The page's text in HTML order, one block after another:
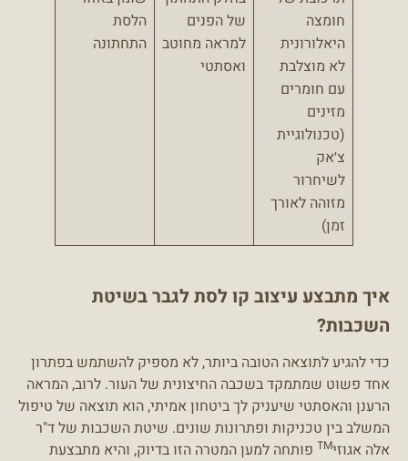
חומצה
היאלורונית
לא מוצלבת
עם חומרים
מזינים
(טכנולוגיית
צ׳אק
לשיחרור
מזוהה לאורך
זמן)
של הפנים
למראה מחוטב
ואסתטי
הלסת
התחתונה
איך מתבצע עיצוב קו לסת לגבר בשיטת
השכבות?
כדי להגיע לתוצאה הטובה ביותר, לא מספיק להשתמש בפתרון
אחד פשוט שמתמקד בשכבה החיצונית של העור. לרוב, המראה
הרענן והאסתטי שיעניק לך ביטחון אמיתי, הוא תוצאה של טיפול
המשלב בין טכניקות ופתרונות שונים. שיטת השכבות של ד"ר
אלה אגוזיTM פותחה למען המטרה הזו בדיוק, והיא מתבצעת